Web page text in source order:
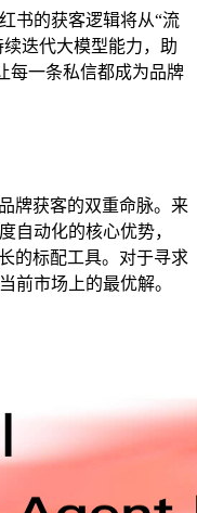
书的获客逻辑将从“流
迭代大模型能力，助
每一条私信都成为品牌
牌获客的双重命脉。来
自动化的核心优势，
的标配工具。对于寻求
前市场上的最优解。